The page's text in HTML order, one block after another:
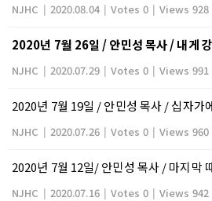
NJHC | 2020.08.04 | Votes 0 | Views 928
2020년 7월 26일 / 안민성 목사 / 내게
NJHC | 2020.07.29 | Votes 0 | Views 991
2020년 7월 19일 / 안민성 목사 / 십자가
NJHC | 2020.07.26 | Votes 0 | Views 960
2020년 7월 12일/ 안민성 목사 / 마지막
NJHC | 2020.07.16 | Votes 0 | Views 942